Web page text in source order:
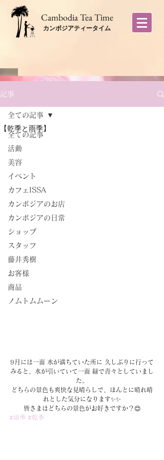
​Cambodia Tea Time
カンボジアティータイム
記事
全ての記事
活動
美容
イベント
カフェISSA
カンボジアのお店
カンボジアの日常
ショップ
スタッフ
藤井秀樹
お客様
商品
ノムトムムーン
全ての記事
【乾季と雨季】
9月には一面 水が満ちていた所に 久しぶりに行って
みると、水が引いていて一面 緑で青々としていまし
た。
どちらの景色も爽快な見晴らしで、ほんとに晴れ晴
れとした気分になります✨✨
皆さまはどちらの景色がお好きですか？😊
#雨季 #乾季